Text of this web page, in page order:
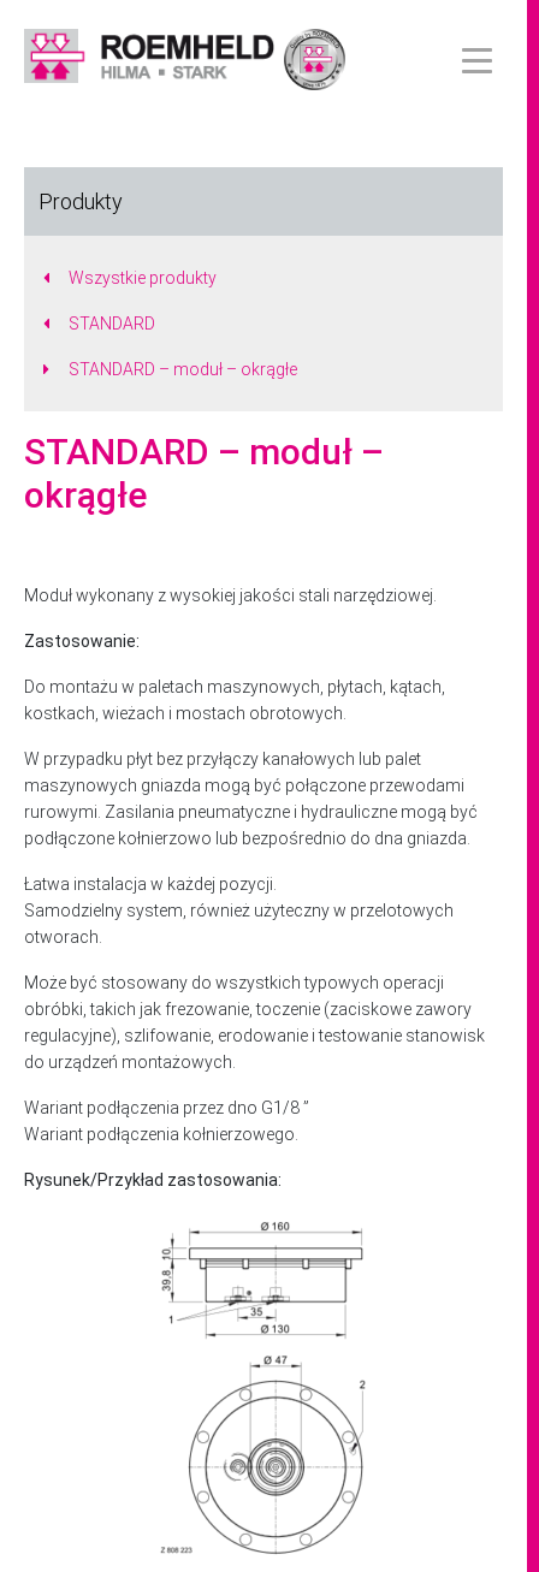
Produkty
Wszystkie produkty
STANDARD
STANDARD – moduł – okrągłe
STANDARD – moduł –
okrągłe
Moduł wykonany z wysokiej jakości stali narzędziowej.
Zastosowanie:
Do montażu w paletach maszynowych, płytach, kątach,
kostkach, wieżach i mostach obrotowych.
W przypadku płyt bez przyłączy kanałowych lub palet
maszynowych gniazda mogą być połączone przewodami
rurowymi. Zasilania pneumatyczne i hydrauliczne mogą być
podłączone kołnierzowo lub bezpośrednio do dna gniazda.
Łatwa instalacja w każdej pozycji.
Samodzielny system, również użyteczny w przelotowych
otworach.
Może być stosowany do wszystkich typowych operacji
obróbki, takich jak frezowanie, toczenie (zaciskowe zawory
regulacyjne), szlifowanie, erodowanie i testowanie stanowisk
do urządzeń montażowych.
Wariant podłączenia przez dno G1/8 ”
Wariant podłączenia kołnierzowego.
Rysunek/Przykład zastosowania: